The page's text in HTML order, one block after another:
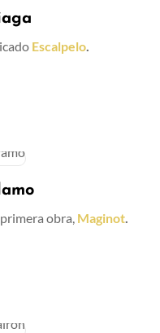
Escalpelo.
obra, Maginot.